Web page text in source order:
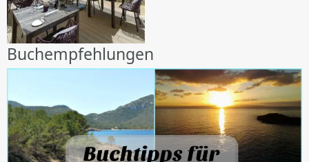
Buchempfehlungen